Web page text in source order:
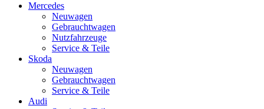
Mercedes
Neuwagen
Gebrauchtwagen
Nutzfahrzeuge
Service & Teile
Skoda
Neuwagen
Gebrauchtwagen
Service & Teile
Audi